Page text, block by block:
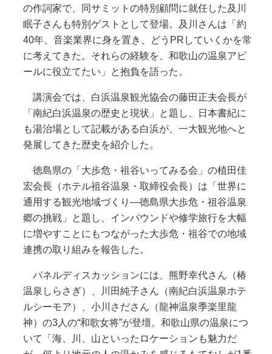
の作詞家で、同サミットの特別顧問に就任した及川
眠子さんも特別ゲストとして登場。及川さんは「約
40年、音楽業界に身を置き、どうPRしていくかを常
に考えてきた。それらの経験を、和歌山の温泉アピ
ールに役立てたい」と抱負を語った。
講演会では、白浜温泉観光協会の藤田正夫会長が
「南紀白浜温泉の歴史と現状」と題し、日本書紀に
も湯治場として記載がある白浜が、一大観光地へと
発展してきた歴史を紹介した。
徳島県の「大歩危・祖谷いってみる会」の植田佳
宏会長（ホテル祖谷温泉・取締役会長）は「世界に
通用する観光地域づくり―徳島県大歩危・祖谷温泉
郷の挑戦」と題し、インバウンドや修学旅行を大幅
に増やすことにもつながった大歩危・祖谷での地域
連携の取り組みを報告した。
パネルディスカッションには、熊野幸代さん（椿
温泉しらさぎ）、川田純子さん（南紀白浜温泉ホテ
ルシーモア）、小川さださん（龍神温泉季楽里龍
神）の3人の“和歌女将”が登壇。和歌山県の温泉につ
いて「海、川、山といったロケーションも魅力だ